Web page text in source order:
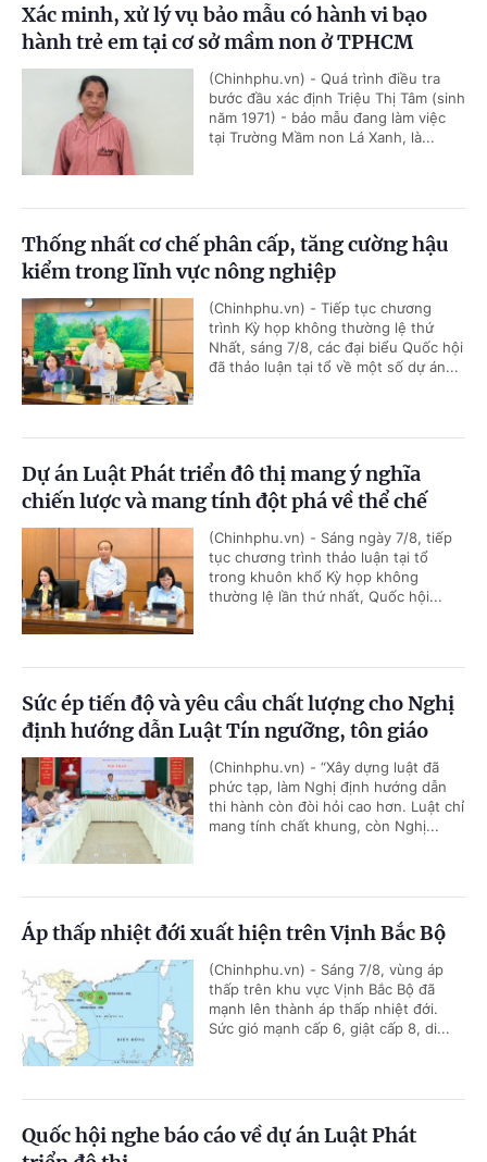
Xác minh, xử lý vụ bảo mẫu có hành vi bạo
hành trẻ em tại cơ sở mầm non ở TPHCM
(Chinhphu.vn) - Quá trình điều tra
bước đầu xác định Triệu Thị Tâm (sinh
năm 1971) - bảo mẫu đang làm việc
tại Trường Mầm non Lá Xanh, là...
Thống nhất cơ chế phân cấp, tăng cường hậu
kiểm trong lĩnh vực nông nghiệp
(Chinhphu.vn) - Tiếp tục chương
trình Kỳ họp không thường lệ thứ
Nhất, sáng 7/8, các đại biểu Quốc hội
đã thảo luận tại tổ về một số dự án...
Dự án Luật Phát triển đô thị mang ý nghĩa
chiến lược và mang tính đột phá về thể chế
(Chinhphu.vn) - Sáng ngày 7/8, tiếp
tục chương trình thảo luận tại tổ
trong khuôn khổ Kỳ họp không
thường lệ lần thứ nhất, Quốc hội...
Sức ép tiến độ và yêu cầu chất lượng cho Nghị
định hướng dẫn Luật Tín ngưỡng, tôn giáo
(Chinhphu.vn) - “Xây dựng luật đã
phức tạp, làm Nghị định hướng dẫn
thi hành còn đòi hỏi cao hơn. Luật chỉ
mang tính chất khung, còn Nghị...
Áp thấp nhiệt đới xuất hiện trên Vịnh Bắc Bộ
(Chinhphu.vn) - Sáng 7/8, vùng áp
thấp trên khu vực Vịnh Bắc Bộ đã
mạnh lên thành áp thấp nhiệt đới.
Sức gió mạnh cấp 6, giật cấp 8, di...
Quốc hội nghe báo cáo về dự án Luật Phát